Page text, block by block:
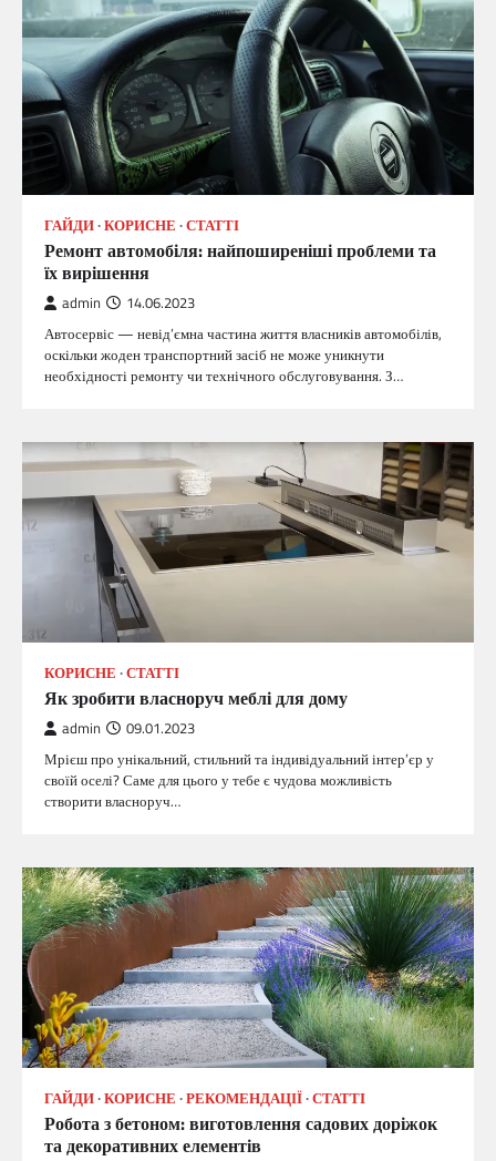
ГАЙДИ КОРИСНЕ СТАТТІ
Ремонт автомобіля: найпоширеніші проблеми та
їх вирішення
admin 14.06.2023
Автосервіс — невід’ємна частина життя власників автомобілів,
оскільки жоден транспортний засіб не може уникнути
необхідності ремонту чи технічного обслуговування. З…
КОРИСНЕ СТАТТІ
Як зробити власноруч меблі для дому
admin 09.01.2023
Мрієш про унікальний, стильний та індивідуальний інтер’єр у
своїй оселі? Саме для цього у тебе є чудова можливість
створити власноруч…
ГАЙДИ КОРИСНЕ РЕКОМЕНДАЦІЇ СТАТТІ
Робота з бетоном: виготовлення садових доріжок
та декоративних елементів